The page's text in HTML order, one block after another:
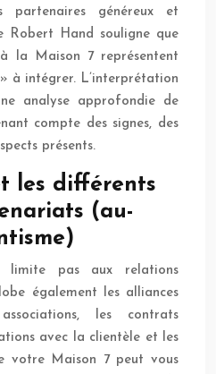
généreux et
Robert Hand souligne que
à la Maison 7 représentent
à intégrer. L’interprétation
analyse approfondie de
compte des signes, des
présents.
les différents
(au-
pas aux relations
également les alliances
les contrats
avec la clientèle et les
votre Maison 7 peut vous